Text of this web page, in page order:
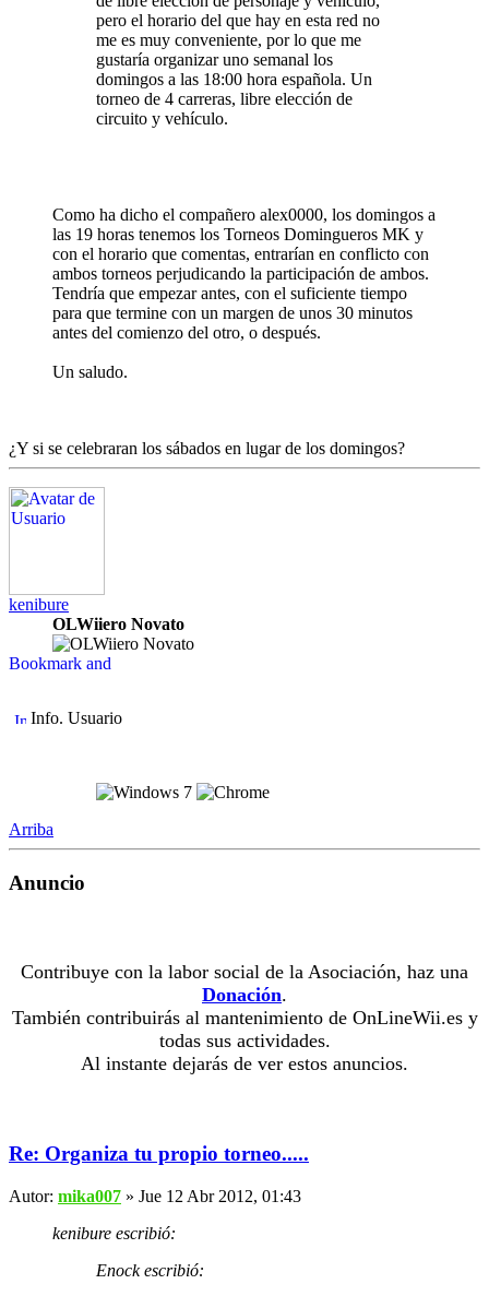
pero el horario del que hay en esta red no
me es muy conveniente, por lo que me
gustaría organizar uno semanal los
domingos a las 18:00 hora española. Un
torneo de 4 carreras, libre elección de
circuito y vehículo.
Como ha dicho el compañero alex0000, los domingos a
las 19 horas tenemos los Torneos Domingueros MK y
con el horario que comentas, entrarían en conflicto con
ambos torneos perjudicando la participación de ambos.
Tendría que empezar antes, con el suficiente tiempo
para que termine con un margen de unos 30 minutos
antes del comienzo del otro, o después.
Un saludo.
¿Y si se celebraran los sábados en lugar de los domingos?
kenibure
OLWiiero Novato
Info. Usuario
Arriba
Anuncio
Contribuye con la labor social de la Asociación, haz una
Donación.
También contribuirás al mantenimiento de OnLineWii.es y
todas sus actividades.
Al instante dejarás de ver estos anuncios.
Re: Organiza tu propio torneo.....
Autor: mika007 » Jue 12 Abr 2012, 01:43
kenibure escribió:
Enock escribió: